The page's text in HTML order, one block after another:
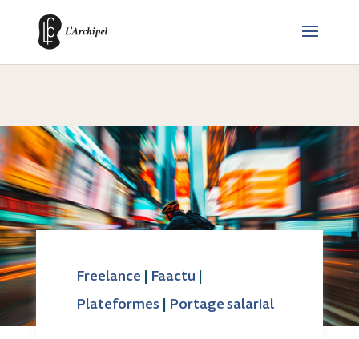
Freelance | Faactu |
Plateformes | Portage salarial